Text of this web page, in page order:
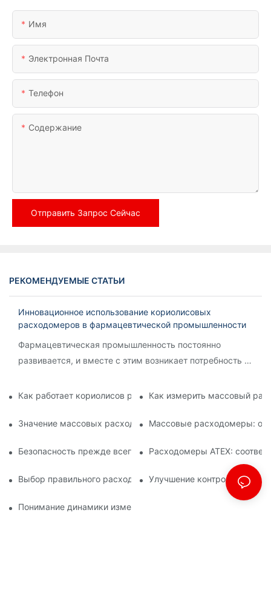
Имя
Электронная Почта
Телефон
Содержание
Отправить Запрос Сейчас
РЕКОМЕНДУЕМЫЕ СТАТЬИ
Инновационное использование кориолисовых
расходомеров в фармацевтической промышленности
Фармацевтическая промышленность постоянно
развивается, и вместе с этим возникает потребность в
процессов и обеспечения точности.
Как работает кориолисов расходомер?Как измерить массовый
Значение массовых расходомеров в химическом
Массовые расходомеры:
Безопасность прежде всего: понимание расходомеров
Расходомеры ATEX:
Выбор правильного расходомера ATEX для работы с
Улучшение контроля
Понимание динамики измерения массового расхода